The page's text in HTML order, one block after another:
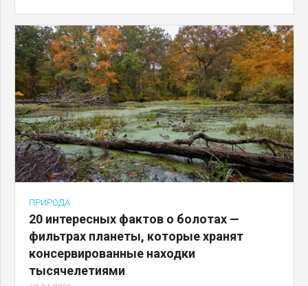
ПРИРОДА
20 интересных фактов о болотах —
фильтрах планеты, которые хранят
консервированные находки
тысячелетиями